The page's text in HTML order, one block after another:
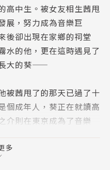
高中生。被女友相生茜甩
展，努力成為音樂巨
卻出現在家鄉的祠堂
水的他，更在這時遇見了
的葵――
被茜甩了的那天已過了十
個成年人，葵正在就讀高
則在東京成為了音樂
不了頭的日子卻讓慎之
多